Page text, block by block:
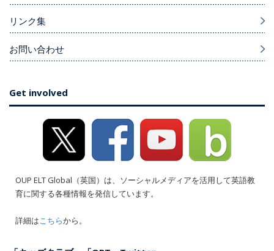
リンク集
お問い合わせ
Get involved
OUP ELT Global（英国）は、ソーシャルメディアを活用して英語教
育に関する各種情報を発信しています。
詳細はこちらから。